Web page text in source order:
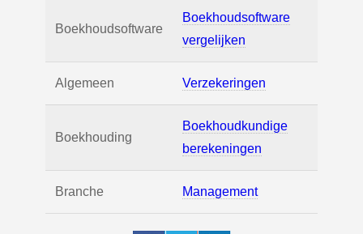
Boekhoudsoftware
Boekhoudsoftware
vergelijken
Algemeen Verzekeringen
Boekhouding
Boekhoudkundige
berekeningen
Branche Management